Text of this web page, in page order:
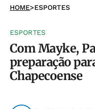
HOME>ESPORTES
ESPORTES
Com Mayke,
preparação
Chapecoense